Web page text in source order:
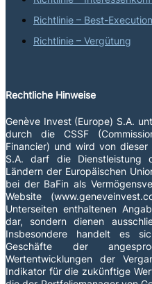
Richtlinie – Best-
Richtlinie – Vergütung
Rechtliche Hinweise
Genève Invest (Europe) S.A.
durch die CSSF
Financier) und wird von dieser
S.A. darf die Dienstleistung
Ländern der Europäischen
bei der BaFin als
Website
Unterseiten enthaltenen
dar, sondern dienen
Insbesondere handelt es
Geschäfte der
Wertentwicklungen der
Indikator für die zukünftige